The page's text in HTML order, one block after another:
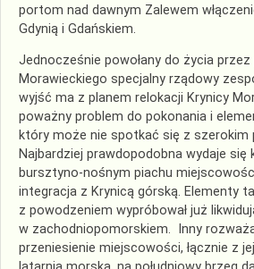
portom nad dawnym Zalewem
Gdynią i Gdańskiem.
Jednocześnie powołany do życia przez
Morawieckiego specjalny rządowy
wyjść ma z planem relokacji Krynicy
poważny problem do pokonania i
który może nie spotkać się z szerokim
Najbardziej prawdopodobna wydaje się
bursztyno-nośnym piachu
integracja z Krynicą górską. Elementy
z powodzeniem wypróbował już
w zachodniopomorskiem. Inny
przeniesienie miejscowości, łącznie z